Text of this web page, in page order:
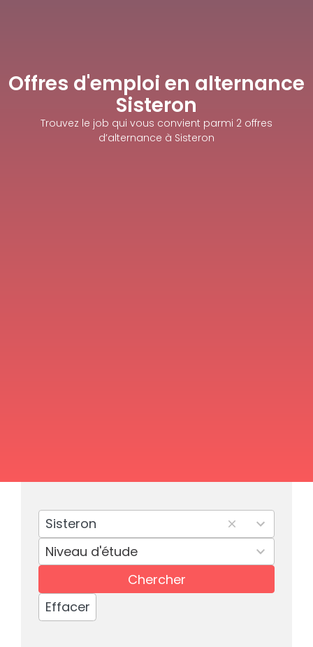
Offres d'emploi en alternance
Sisteron
Trouvez le job qui vous convient parmi 2 offres
d’alternance à Sisteron
Sisteron
100
results
available
Niveau d'étude
results
Chercher
Effacer